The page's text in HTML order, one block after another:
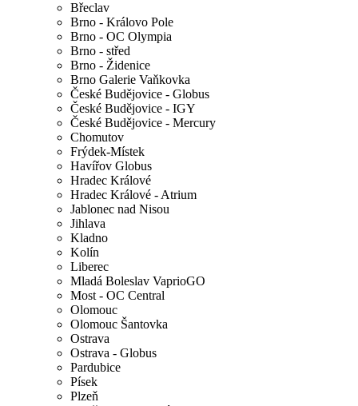
Břeclav
Brno - Královo Pole
Brno - OC Olympia
Brno - střed
Brno - Židenice
Brno Galerie Vaňkovka
České Budějovice - Globus
České Budějovice - IGY
České Budějovice - Mercury
Chomutov
Frýdek-Místek
Havířov Globus
Hradec Králové
Hradec Králové - Atrium
Jablonec nad Nisou
Jihlava
Kladno
Kolín
Liberec
Mladá Boleslav VaprioGO
Most - OC Central
Olomouc
Olomouc Šantovka
Ostrava
Ostrava - Globus
Pardubice
Písek
Plzeň